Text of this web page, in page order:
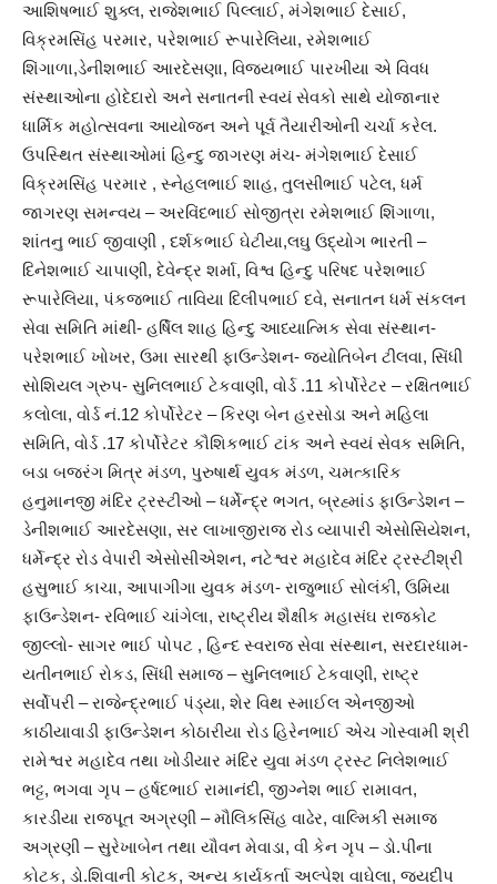
આશિષભાઈ શુક્લ, રાજેશભાઈ પિલ્લાઈ, મંગેશભાઈ દેસાઈ,
વિક્રમસિંહ પરમાર, પરેશભાઈ રૂપારેલિયા, રમેશભાઈ
શિંગાળા,ડેનીશભાઈ આરદેસણા, વિજયભાઈ પારખીયા એ વિવધ
સંસ્થાઓના હોદેદારો અને સનાતની સ્વયં સેવકો સાથે યોજાનાર
ધાર્મિક મહોત્સવના આયોજન અને પૂર્વ તૈયારીઓની ચર્ચા કરેલ.
ઉપસ્થિત સંસ્થાઓમાં હિન્દુ જાગરણ મંચ- મંગેશભાઈ દેસાઈ
વિક્રમસિંહ પરમાર , સ્નેહલભાઈ શાહ, તુલસીભાઈ પટેલ, ધર્મ
જાગરણ સમન્વય – અરવિંદભાઈ સોજીત્રા રમેશભાઈ શિંગાળા,
શાંતનુ ભાઈ જીવાણી , દર્શકભાઈ ઘેટીયા,લઘુ ઉદ્યોગ ભારતી –
દિનેશભાઈ ચાપાણી, દેવેન્દ્ર શર્મા, વિશ્વ હિન્દુ પરિષદ પરેશભાઈ
રૂપારેલિયા, પંકજભાઈ તાવિયા દિલીપભાઈ દવે, સનાતન ધર્મ સંકલન
સેવા સમિતિ માંથી- હર્ષિલ શાહ હિન્દુ આધ્યાત્મિક સેવા સંસ્થાન-
પરેશભાઈ ખોખર, ઉમા સારથી ફાઉન્ડેશન- જ્યોતિબેન ટીલવા, સિંધી
સોશિયલ ગ્રુપ- સુનિલભાઈ ટેકવાણી, વોર્ડ .11 કોર્પોરેટર – રક્ષિતભાઈ
કલોલા, વોર્ડ નં.12 કોર્પોરેટર – કિરણ બેન હરસોડા અને મહિલા
સમિતિ, વોર્ડ .17 કોર્પોરેટર કૌશિકભાઈ ટાંક અને સ્વયં સેવક સમિતિ,
બડા બજરંગ મિત્ર મંડળ, પુરુષાર્થ યુવક મંડળ, ચમત્કારિક
હનુમાનજી મંદિર ટ્રસ્ટીઓ – ધર્મેન્દ્ર ભગત, બ્રહ્માંડ ફાઉન્ડેશન –
ડેનીશભાઈ આરદેસણા, સર લાખાજીરાજ રોડ વ્યાપારી એસોસિયેશન,
ધર્મેન્દ્ર રોડ વેપારી એસોસીએશન, નટેશ્વર મહાદેવ મંદિર ટ્રસ્ટીશ્રી
હસુભાઈ કાચા, આપાગીગા યુવક મંડળ- રાજુભાઈ સોલંકી, ઉમિયા
ફાઉન્ડેશન- રવિભાઈ ચાંગેલા, રાષ્ટ્રીય શૈક્ષીક મહાસંઘ રાજકોટ
જીલ્લો- સાગર ભાઈ પોપટ , હિન્દ સ્વરાજ સેવા સંસ્થાન, સરદારધામ-
યતીનભાઈ રોકડ, સિંધી સમાજ – સુનિલભાઈ ટેકવાણી, રાષ્ટ્ર
સર્વોપરી – રાજેન્દ્રભાઈ પંડ્યા, શેર વિથ સ્માઈલ એનજીઓ
કાઠીયાવાડી ફાઉન્ડેશન કોઠારીયા રોડ હિરેનભાઈ એચ ગોસ્વામી શ્રી
રામેશ્વર મહાદેવ તથા ખોડીયાર મંદિર યુવા મંડળ ટ્રસ્ટ નિલેશભાઈ
ભટ્ટ, ભગવા ગૃપ – હર્ષદભાઈ રામાનંદી, જીગ્નેશ ભાઈ રામાવત,
કારડીયા રાજપૂત અગ્રણી – મૌલિકસિંહ વાઢેર, વાલ્મિકી સમાજ
અગ્રણી – સુરેખાબેન તથા યૌવન મેવાડા, વી કેન ગૃપ – ડો.પીના
કોટક, ડો.શિવાની કોટક, અન્ય કાર્યકર્તા અલ્પેશ વાઘેલા, જયદીપ